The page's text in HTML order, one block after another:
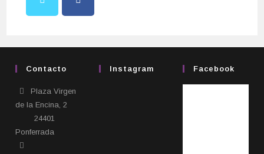
Contacto
Plaza Virgen
de la Encina, 2
24401
Ponferrada​
Instagram Facebook